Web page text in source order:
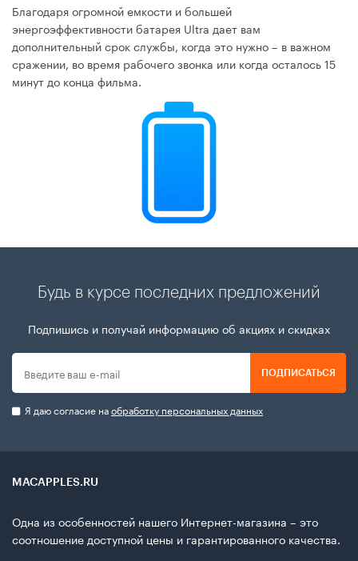
Благодаря огромной емкости и большей
энергоэффективности батарея Ultra дает вам
дополнительный срок службы, когда это нужно – в важном
сражении, во время рабочего звонка или когда осталось 15
минут до конца фильма.
Будь в курсе последних предложений
Подпишись и получай информацию об акциях и скидках
ПОДПИСАТЬСЯ
Я даю согласие наобработку персональных данных
MACAPPLES.RU
Одна из особенностей нашего Интернет-магазина – это
соотношение доступной цены и гарантированного качества.